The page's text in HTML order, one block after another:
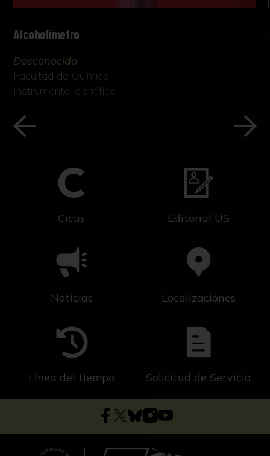
Alcoholímetro
Desconocido
Facultad de Química
Instrumental científico
Cicus Editorial US
Noticias Localizaciones
Línea del tiempo Solicitud de Servicio